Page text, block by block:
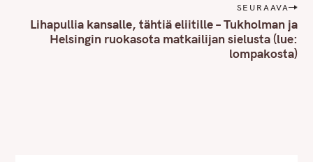
SEURAAVA
Lihapullia kansalle, tähtiä eliitille – Tukholman ja
Helsingin ruokasota matkailijan sielusta (lue:
lompakosta)